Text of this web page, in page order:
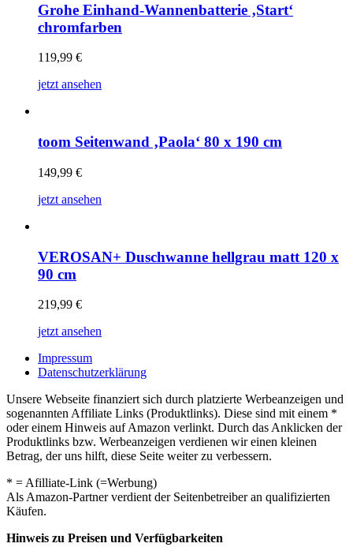
Grohe Einhand-Wannenbatterie ‚Start‘
chromfarben
119,99 €
jetzt ansehen
toom Seitenwand ‚Paola‘ 80 x 190 cm
149,99 €
jetzt ansehen
VEROSAN+ Duschwanne hellgrau matt 120 x
90 cm
219,99 €
jetzt ansehen
Impressum
Datenschutzerklärung
Unsere Webseite finanziert sich durch platzierte Werbeanzeigen und
sogenannten Affiliate Links (Produktlinks). Diese sind mit einem *
oder einem Hinweis auf Amazon verlinkt. Durch das Anklicken der
Produktlinks bzw. Werbeanzeigen verdienen wir einen kleinen
Betrag, der uns hilft, diese Seite weiter zu verbessern.
* = Afilliate-Link (=Werbung)
Als Amazon-Partner verdient der Seitenbetreiber an qualifizierten
Käufen.
Hinweis zu Preisen und Verfügbarkeiten